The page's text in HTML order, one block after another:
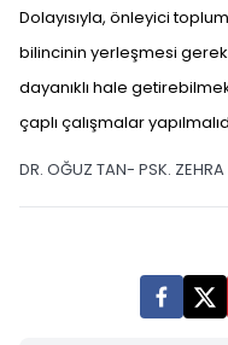
Dolayısıyla, önleyici
bilincinin yerleşmesi
dayanıklı hale
çaplı çalışmalar
DR. OĞUZ TAN- PSK. ZEHRA